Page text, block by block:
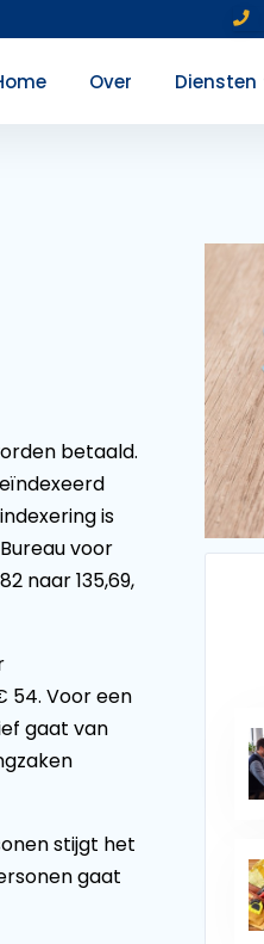
Over Diensten
betaald.
is
voor
naar 135,69,
54. Voor een
gaat van
stijgt het
gaat